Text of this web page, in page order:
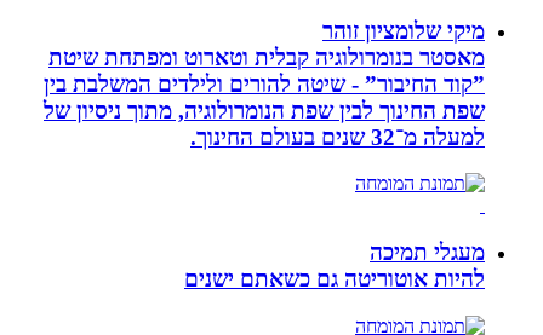
מיקי שלומציון זוהר
מאסטר בנומרולוגיה קבלית וטארוט ומפתחת שיטת
”קוד החיבור” - שיטה להורים ולילדים המשלבת בין
שפת החינוך לבין שפת הנומרולוגיה, מתוך ניסיון של
למעלה מ־32 שנים בעולם החינוך.
מעגלי תמיכה
להיות אוטוריטה גם כשאתם ישנים